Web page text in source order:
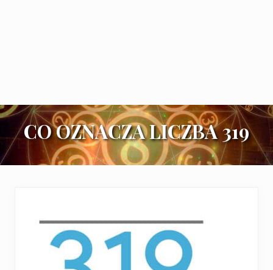
CO OZNACZA LICZBA 319